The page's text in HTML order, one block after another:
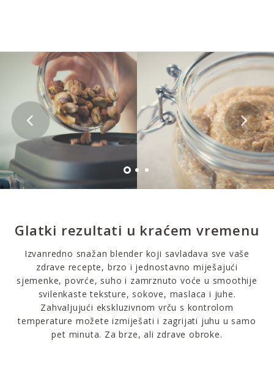
Glatki rezultati u kraćem vremenu
Izvanredno snažan blender koji savladava sve vaše
zdrave recepte, brzo i jednostavno miješajući
sjemenke, povrće, suho i zamrznuto voće u smoothije
svilenkaste teksture, sokove, maslaca i juhe.
Zahvaljujući ekskluzivnom vrču s kontrolom
temperature možete izmiješati i zagrijati juhu u samo
pet minuta. Za brze, ali zdrave obroke.